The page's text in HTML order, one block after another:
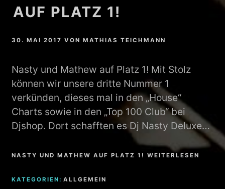
AUF PLATZ 1!
30. MAI 2017 VONMATHIAS TEICHMANN
Nasty und Mathew auf Platz 1! Mit Stolz
können wir unsere dritte Nummer 1
verkünden, dieses mal in den „House“
Charts sowie in den „Top 100 Club“ bei
Djshop. Dort schafften es Dj Nasty Deluxe…
NASTY UND MATHEW AUF PLATZ 1! WEITERLESEN
KATEGORIEN: ALLGEMEIN